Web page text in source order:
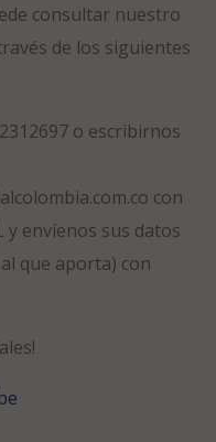
consultar nuestro
de los siguientes
o escribirnos
con
y envíenos sus datos
que aporta) con